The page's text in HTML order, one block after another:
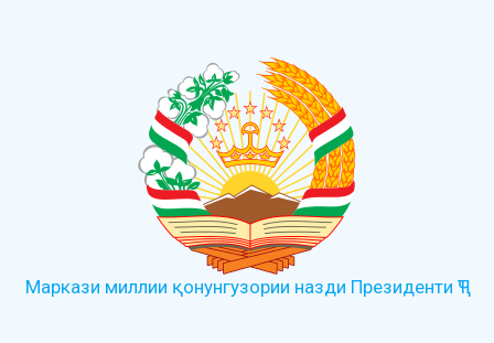
Маркази миллии қонунгузории назди Президенти ҶТ